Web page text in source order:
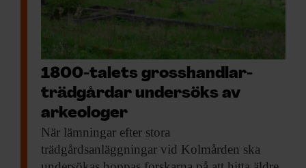
1800-talets gross­handlar­
trädgårdar undersöks av
arkeologer
När lämningar efter stora
trädgårdsanläggningar vid Kolmården ska